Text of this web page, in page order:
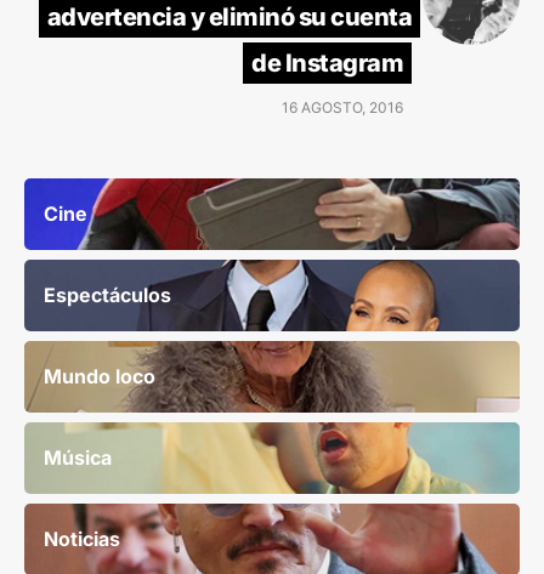
advertencia y eliminó su cuenta
de Instagram
16 AGOSTO, 2016
Cine
Espectáculos
Mundo loco
Música
Noticias